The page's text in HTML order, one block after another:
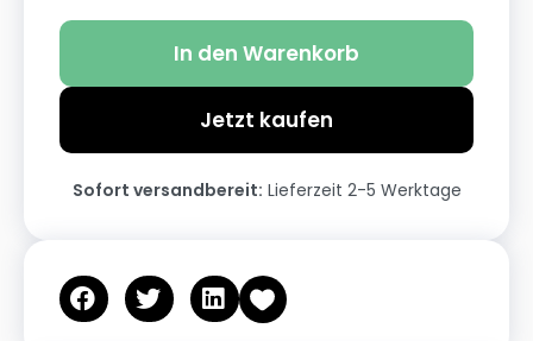
In den Warenkorb
Jetzt kaufen
Sofort versandbereit: Lieferzeit 2-5 Werktage